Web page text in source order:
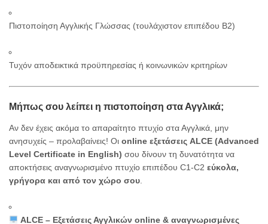
Πιστοποίηση Αγγλικής Γλώσσας (τουλάχιστον επιπέδου Β2)
Τυχόν αποδεικτικά προϋπηρεσίας ή κοινωνικών κριτηρίων
Μήπως σου λείπει η πιστοποίηση στα Αγγλικά;
Αν δεν έχεις ακόμα το απαραίτητο πτυχίο στα Αγγλικά, μην
ανησυχείς – προλαβαίνεις! Οι online εξετάσεις ALCE (Advanced
Level Certificate in English) σου δίνουν τη δυνατότητα να
αποκτήσεις αναγνωρισμένο πτυχίο επιπέδου C1-C2 εύκολα,
γρήγορα και από τον χώρο σου
ALCE – Εξετάσεις Αγγλικών online & αναγνωρισμένες